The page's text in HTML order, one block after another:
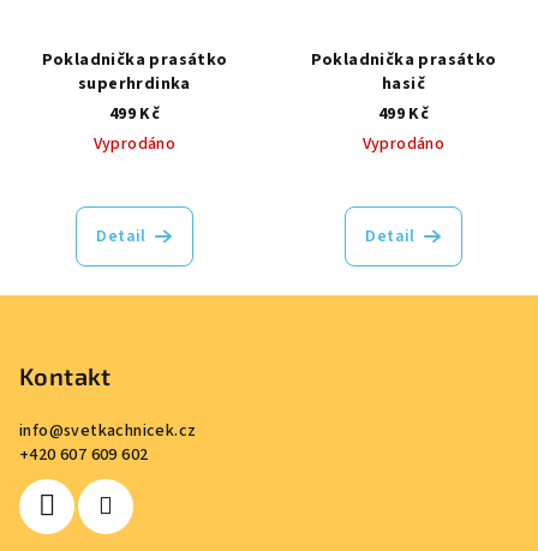
Pokladnička prasátko
superhrdinka
499 Kč
Vyprodáno
Detail
Pokladnička prasátko
hasič
499 Kč
Vyprodáno
Detail
Kontakt
info@svetkachnicek.cz
+420 607 609 602